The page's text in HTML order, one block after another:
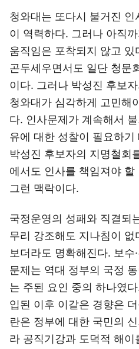
청와대는 또다시 불거진
이 역력하다. 그러나 아직
움직임은 포착되지 않고
곤두세우면서도 일단 청문
이다. 그러나 박성진 후보
청와대가 심각하게 고민해
다. 인사문제가 계속해서
유에 대한 성찰이 필요하
박성진 후보자의 지명철회
에서도 인사를 책임져야 할
그런 맥락이다.
국정운영의 성패와 직결되
무리 강조해도 지나침이
보더라도 명확해진다. 보수
문제는 역대 정부의 국정
는 주된 요인 중의 하나였
입된 이후 이같은 경향은
란은 정부에 대한 국민의
라 공직기강과 도덕적 해이